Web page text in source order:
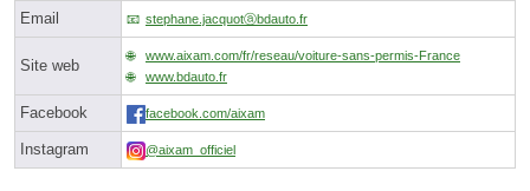
Email stephane.jacquotⓐbdauto.fr
Site web
www.aixam.com/fr/reseau/voiture-sans-permis-France
www.bdauto.fr
Facebook facebook.com/aixam
Instagram @aixam_officiel